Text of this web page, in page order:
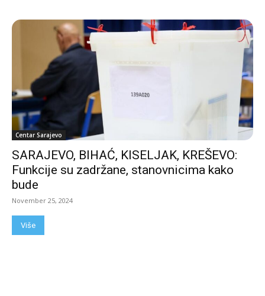
Centar Sarajevo
SARAJEVO, BIHAĆ, KISELJAK, KREŠEVO:
Funkcije su zadržane, stanovnicima kako
bude
November 25, 2024
Više